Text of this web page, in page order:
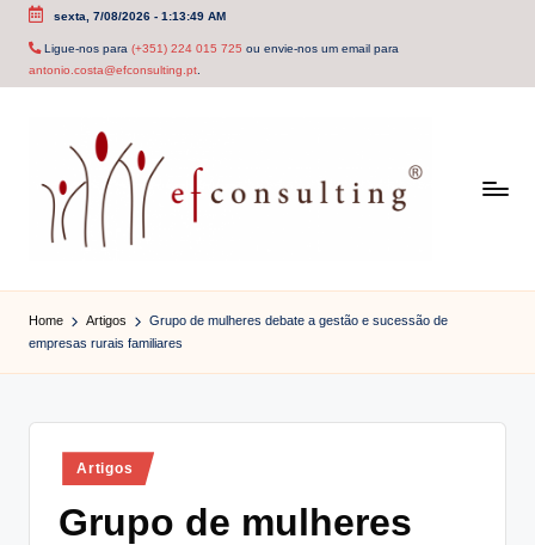
Skip
sexta, 7/08/2026- 1:13:49 AM
Ligue-nos para (+351) 224 015 725 ou envie-nos um email para
antonio.costa@efconsulting.pt.
f
Home Artigos
Grupo de mulheres debate a gestão e sucessão de
empresas rurais familiares
Posted
in
Artigos
Grupo de mulheres